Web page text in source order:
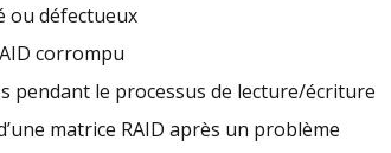
ou défectueux
corrompu
pendant le processus de lecture/écriture
matrice RAID après un problème